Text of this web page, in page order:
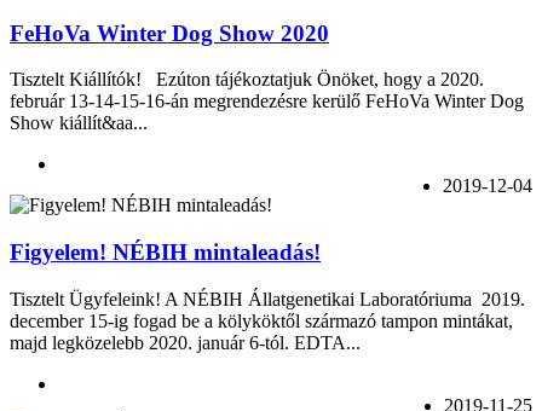
FeHoVa Winter Dog Show 2020
Tisztelt Kiállítók! Ezúton tájékoztatjuk Önöket, hogy a 2020.
február 13-14-15-16-án megrendezésre kerülő FeHoVa Winter Dog
Show kiállít&aa...
2019-12-04
Figyelem! NÉBIH mintaleadás!
Tisztelt Ügyfeleink! A NÉBIH Állatgenetikai Laboratóriuma 2019.
december 15-ig fogad be a kölyköktől származó tampon mintákat,
majd legközelebb 2020. január 6-tól. EDTA...
2019-11-25